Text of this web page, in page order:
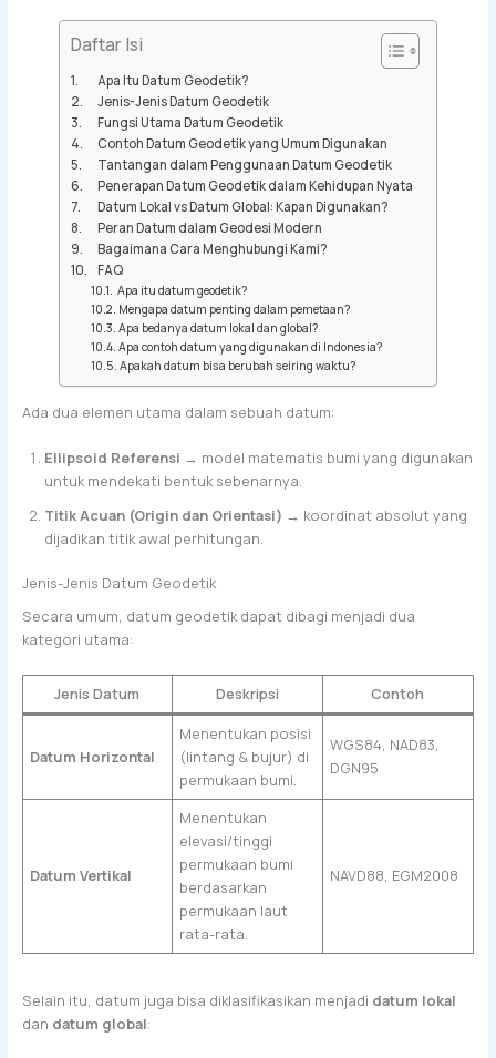
Daftar Isi
Apa Itu Datum Geodetik?
Jenis-Jenis Datum Geodetik
Fungsi Utama Datum Geodetik
Contoh Datum Geodetik yang Umum Digunakan
Tantangan dalam Penggunaan Datum Geodetik
Penerapan Datum Geodetik dalam Kehidupan Nyata
Datum Lokal vs Datum Global: Kapan Digunakan?
Peran Datum dalam Geodesi Modern
Bagaimana Cara Menghubungi Kami?
FAQ
Apa itu datum geodetik?
Mengapa datum penting dalam pemetaan?
Apa bedanya datum lokal dan global?
Apa contoh datum yang digunakan di Indonesia?
Apakah datum bisa berubah seiring waktu?
Ada dua elemen utama dalam sebuah datum:
Ellipsoid Referensi → model matematis bumi yang digunakan
untuk mendekati bentuk sebenarnya.
Titik Acuan (Origin dan Orientasi) → koordinat absolut yang
dijadikan titik awal perhitungan.
Jenis-Jenis Datum Geodetik
Secara umum, datum geodetik dapat dibagi menjadi dua
kategori utama:
Jenis Datum Deskripsi Contoh
Datum Horizontal
Menentukan posisi
(lintang & bujur) di
permukaan bumi.
WGS84, NAD83,
DGN95
Datum Vertikal
Menentukan
elevasi/tinggi
permukaan bumi
berdasarkan
permukaan laut
rata-rata.
NAVD88, EGM2008
Selain itu, datum juga bisa diklasifikasikan menjadi datum lokal
dan datum global: